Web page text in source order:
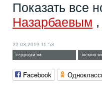
Показать все
Назарбаевым ,
22.03.2019 11:53
терроризм
Facebook